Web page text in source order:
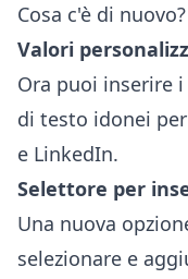
Cosa c'è di nuovo?
Valori
Ora puoi inserire
di testo idonei
e LinkedIn.
Selettore per
Una nuova
selezionare e